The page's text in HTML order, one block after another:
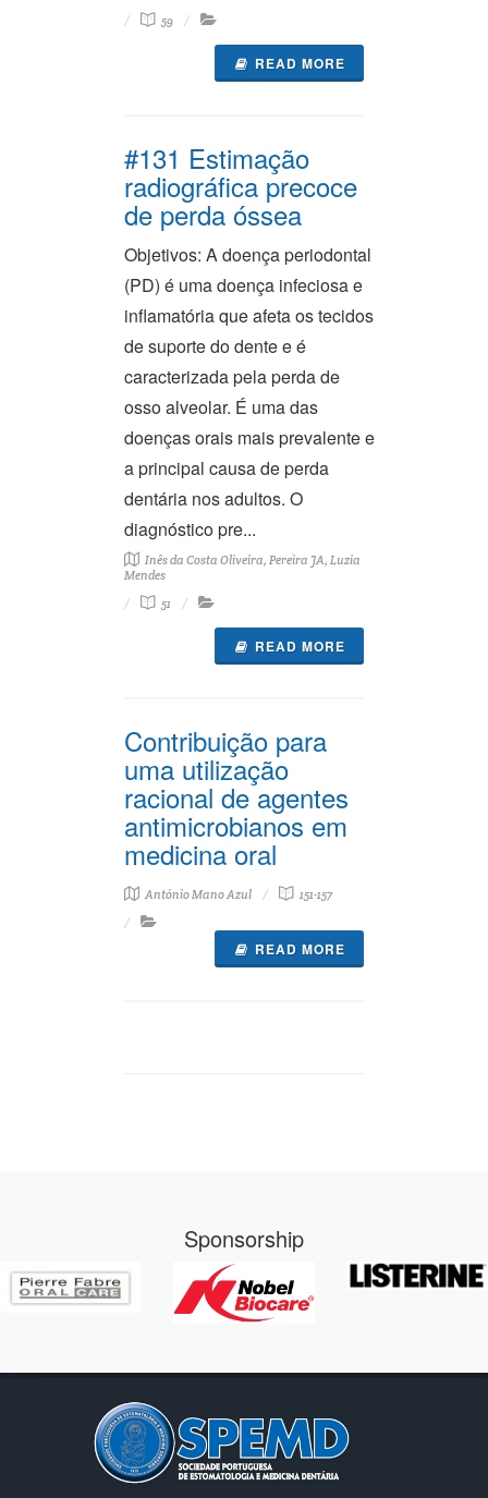
59
READ MORE
#131 Estimação
radiográfica precoce
de perda óssea
Objetivos: A doença periodontal
(PD) é uma doença infeciosa e
inflamatória que afeta os tecidos
de suporte do dente e é
caracterizada pela perda de
osso alveolar. É uma das
doenças orais mais prevalente e
a principal causa de perda
dentária nos adultos. O
diagnóstico pre...
Inês da Costa Oliveira, Pereira JA, Luzia
Mendes
51
READ MORE
Contribuição para
uma utilização
racional de agentes
antimicrobianos em
medicina oral
António Mano Azul 151-157
READ MORE
Sponsorship